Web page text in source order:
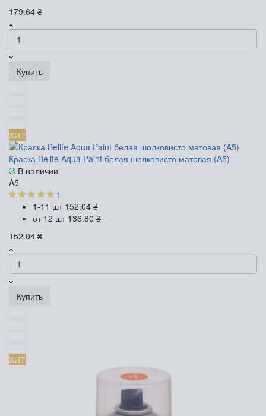
179.64 ₴
Купить
ХИТ
Краска Belife Aqua Paint белая шолковисто матовая (A5)
В наличии
A5
1
1-11 шт 152.04 ₴
от 12 шт 136.80 ₴
152.04 ₴
Купить
ХИТ